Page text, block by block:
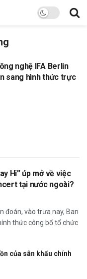
nghệ IFA Berlin
sang hình thức trực
Hi” úp mở về việc
tại nước ngoài?
đoán, vào trưa nay, Ban
thức công bố tổ chức
của sân khấu chính